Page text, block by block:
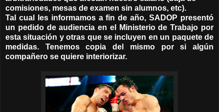
comisiones, mesas de examen sin alumnos, etc).
Tal cual les informamos a fin de año, SADOP presentó
un pedido de audiencia en el Ministerio de Trabajo por
esta situación y otras que se incluyen en un paquete de
medidas. Tenemos copia del mismo por si algún
compañero se quiere interiorizar.